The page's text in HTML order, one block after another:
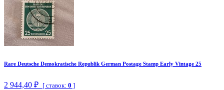
Rare Deutsche Demokratische Republik German Postage Stamp Early Vintage 25
2 944,40 ₽ [ ставок: 0 ]